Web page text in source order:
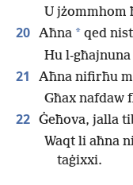
U jżommhom
20 Aħna * qed
Hu l-
21
Aħna nifirħu
Għax nafdaw
22 Ġeħova, jalla
Waqt li aħna
taġixxi.